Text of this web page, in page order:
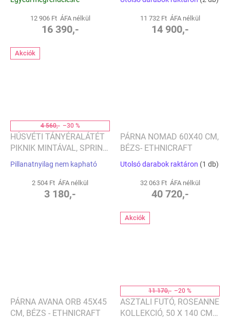
12 906 Ft ÁFA nélkül
16 390,-
11 732 Ft ÁFA nélkül
14 900,-
Akciók
4 560,- –30 %
HÚSVÉTI TÁNYÉRALÁTÉT
PIKNIK MINTÁVAL, SPRING
FANTASY KOLLEKCIÓ -
VILLEROY & BOCH
Pillanatnyilag nem kapható
2 504 Ft ÁFA nélkül
3 180,-
PÁRNA NOMAD 60X40 CM,
BÉZS- ETHNICRAFT
Utolsó darabok raktáron (1 db)
32 063 Ft ÁFA nélkül
40 720,-
PÁRNA AVANA ORB 45X45
CM, BÉZS - ETHNICRAFT
Akciók
11 170,- –20 %
ASZTALI FUTÓ, ROSEANNE
KOLLEKCIÓ, 50 X 140 CM -